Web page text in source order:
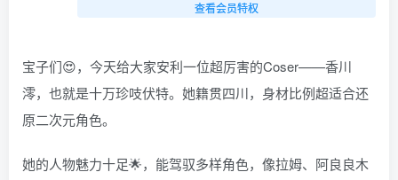
查看会员特权
宝子们😍，今天给大家安利一位超厉害的Coser——香川
澪，也就是十万珍吱伏特。她籍贯四川，身材比例超适合还
原二次元角色。
她的人物魅力十足🌟，能驾驭多样角色，像拉姆、阿良良木